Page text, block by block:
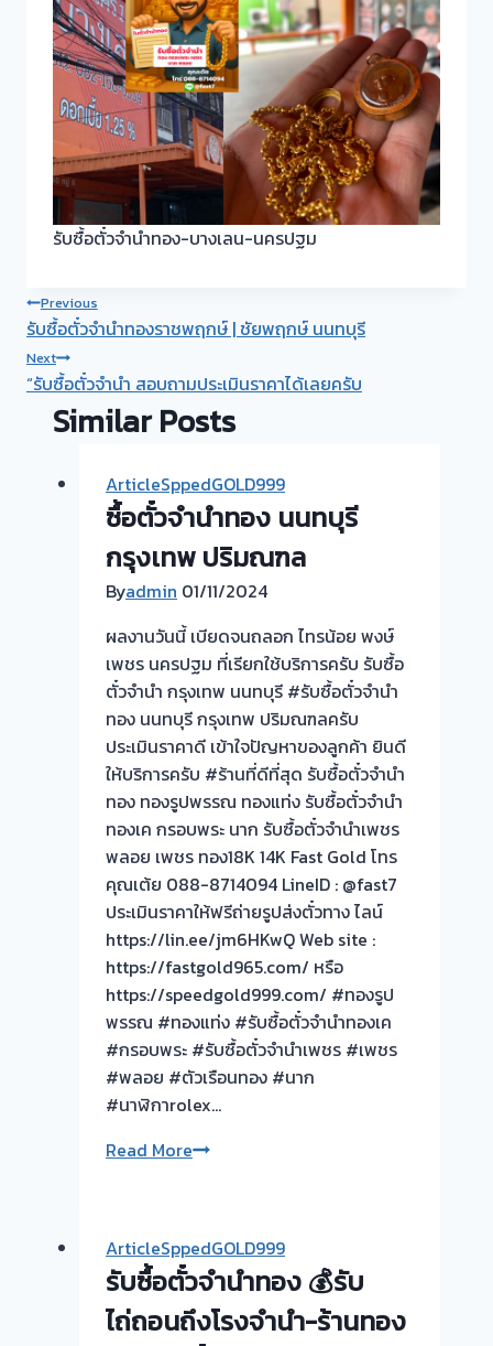
รับซื้อตั๋วจำนำทอง-บางเลน-นครปฐม
Post
navigation
Previous
รับซื้อตั๋วจำนำทองราชพฤกษ์ | ชัยพฤกษ์ นนทบุรี
Next
“รับซื้อตั๋วจำนำ สอบถามประเมินราคาได้เลยครับ
Similar Posts
ArticleSppedGOLD999
ซื้อตั๋วจำนำทอง นนทบุรี
กรุงเทพ ปริมณฑล
Byadmin 01/11/2024
ผลงานวันนี้ เบียดจนถลอก ไทรน้อย พงษ์
เพชร นครปฐม ที่เรียกใช้บริการครับ รับซื้อ
ตั๋วจำนำ กรุงเทพ นนทบุรี #รับซื้อตั๋วจำนำ
ทอง นนทบุรี กรุงเทพ ปริมณฑลครับ
ประเมินราคาดี เข้าใจปัญหาของลูกค้า ยินดี
ให้บริการครับ #ร้านที่ดีที่สุด รับซื้อตั๋วจำนำ
ทอง ทองรูปพรรณ ทองแท่ง รับซื้อตั๋วจำนำ
ทองเค กรอบพระ นาก รับซื้อตั๋วจำนำเพชร
พลอย เพชร ทอง18K 14K Fast Gold โทร
คุณเต้ย 088-8714094 LineID : @fast7
ประเมินราคาให้ฟรีถ่ายรูปส่งตั๋วทาง ไลน์
https://lin.ee/jm6HKwQ Web site :
https://fastgold965.com/ หรือ
https://speedgold999.com/ #ทองรูป
พรรณ #ทองแท่ง #รับซื้อตั๋วจำนำทองเค
#กรอบพระ #รับซื้อตั๋วจำนำเพชร #เพชร
#พลอย #ตัวเรือนทอง #นาก
#นาฬิกาrolex…
Read Moreซื้อ
นนทบุรี
กรุงเทพ
ปริมณฑล
ArticleSppedGOLD999
รับซื้อตั๋วจำนำทอง 💰รับ
ไถ่ถอนถึงโรงจำนำ-ร้านทอง